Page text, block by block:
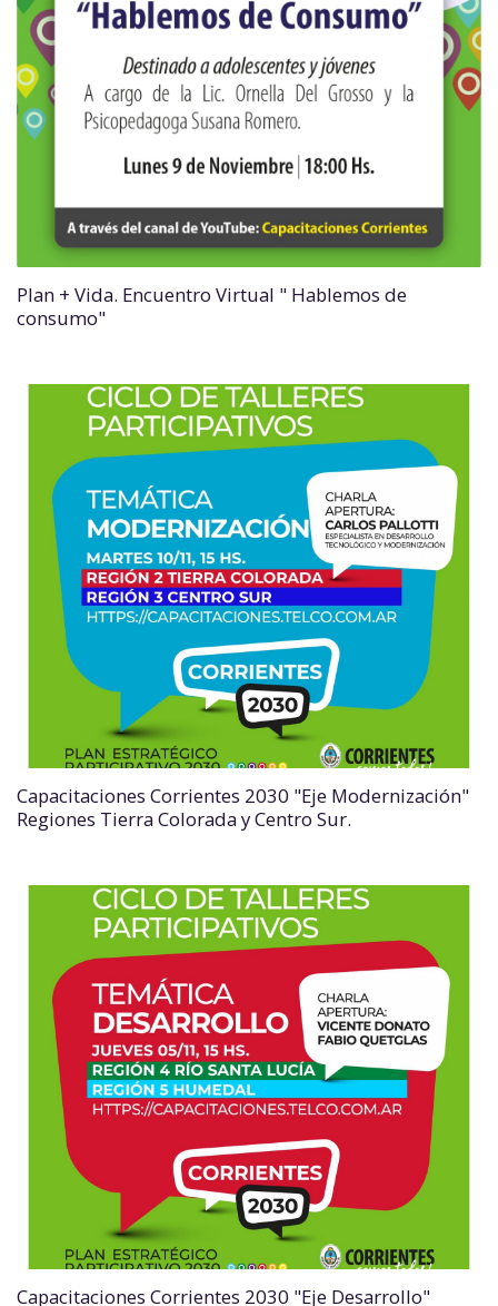
Plan + Vida. Encuentro Virtual " Hablemos de
consumo"
Capacitaciones Corrientes 2030 "Eje Modernización"
Regiones Tierra Colorada y Centro Sur.
Capacitaciones Corrientes 2030 "Eje Desarrollo"